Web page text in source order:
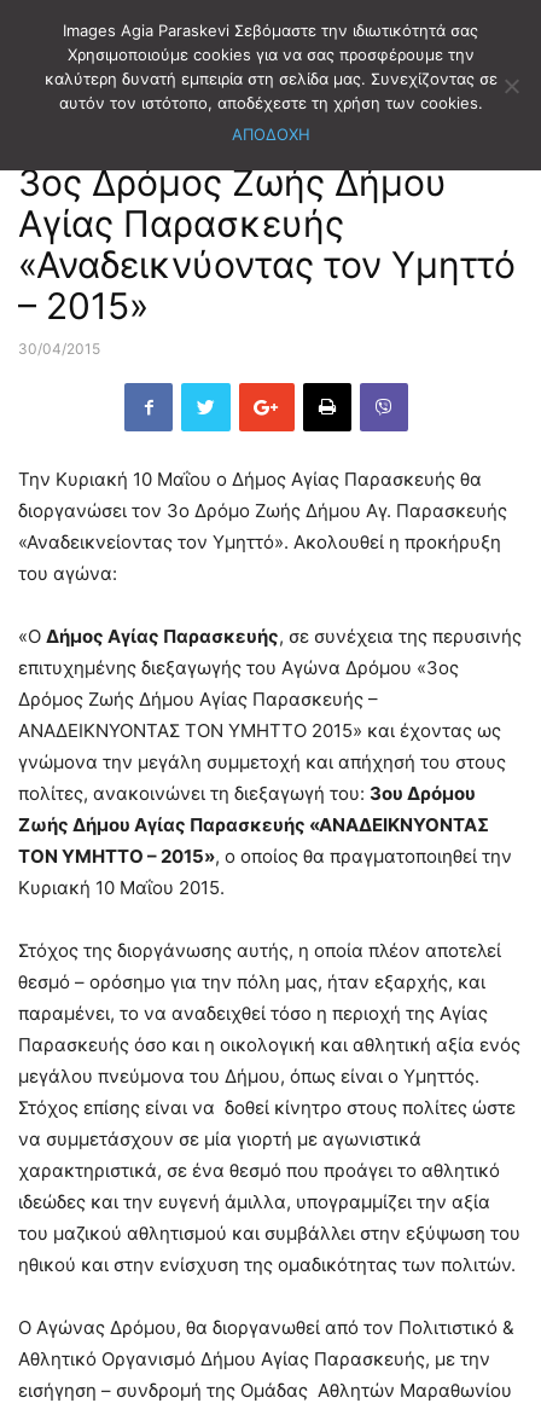
Αρχική ΕΚΔΗΛΩΣΕΙΣ
3ος Δρόμος Ζωής Δήμου
Αγίας Παρασκευής
«Αναδεικνύοντας τον Υμηττό
– 2015»
30/04/2015
Την Κυριακή 10 Μαΐου ο Δήμος Αγίας Παρασκευής θα
διοργανώσει τον 3ο Δρόμο Ζωής Δήμου Αγ. Παρασκευής
«Αναδεικνείοντας τον Υμηττό». Ακολουθεί η προκήρυξη
του αγώνα:
«Ο Δήμος Αγίας Παρασκευής, σε συνέχεια της περυσινής
επιτυχημένης διεξαγωγής του Αγώνα Δρόμου «3ος
Δρόμος Ζωής Δήμου Αγίας Παρασκευής –
ΑΝΑΔΕΙΚΝΥΟΝΤΑΣ ΤΟΝ ΥΜΗΤΤΟ 2015» και έχοντας ως
γνώμονα την μεγάλη συμμετοχή και απήχησή του στους
πολίτες, ανακοινώνει τη διεξαγωγή του: 3ου Δρόμου
Ζωής Δήμου Αγίας Παρασκευής «ΑΝΑΔΕΙΚΝΥΟΝΤΑΣ
ΤΟΝ ΥΜΗΤΤΟ – 2015», ο οποίος θα πραγματοποιηθεί την
Κυριακή 10 Μαΐου 2015.
Στόχος της διοργάνωσης αυτής, η οποία πλέον αποτελεί
θεσμό – ορόσημο για την πόλη μας, ήταν εξαρχής, και
παραμένει, το να αναδειχθεί τόσο η περιοχή της Αγίας
Παρασκευής όσο και η οικολογική και αθλητική αξία ενός
μεγάλου πνεύμονα του Δήμου, όπως είναι ο Υμηττός.
Στόχος επίσης είναι να δοθεί κίνητρο στους πολίτες ώστε
να συμμετάσχουν σε μία γιορτή με αγωνιστικά
χαρακτηριστικά, σε ένα θεσμό που προάγει το αθλητικό
ιδεώδες και την ευγενή άμιλλα, υπογραμμίζει την αξία
του μαζικού αθλητισμού και συμβάλλει στην εξύψωση του
ηθικού και στην ενίσχυση της ομαδικότητας των πολιτών.
Ο Αγώνας Δρόμου, θα διοργανωθεί από τον Πολιτιστικό &
Αθλητικό Οργανισμό Δήμου Αγίας Παρασκευής, με την
εισήγηση – συνδρομή της Ομάδας Αθλητών Μαραθωνίου
Images Agia Paraskevi Σεβόμαστε την ιδιωτικότητά σας
Χρησιμοποιούμε cookies για να σας προσφέρουμε την
καλύτερη δυνατή εμπειρία στη σελίδα μας. Συνεχίζοντας σε
αυτόν τον ιστότοπο, αποδέχεστε τη χρήση των cookies.
ΑΠΟΔΟΧΗ